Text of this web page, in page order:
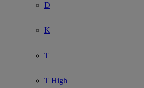
D
K
T
T High